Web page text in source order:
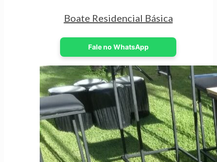
Boate Residencial Básica
Fale no WhatsApp